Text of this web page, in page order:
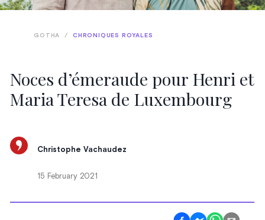
Noces d’émeraude pour Henri et
Maria Teresa de Luxembourg
GOTHA / CHRONIQUES ROYALES
Christophe Vachaudez
15 February 2021